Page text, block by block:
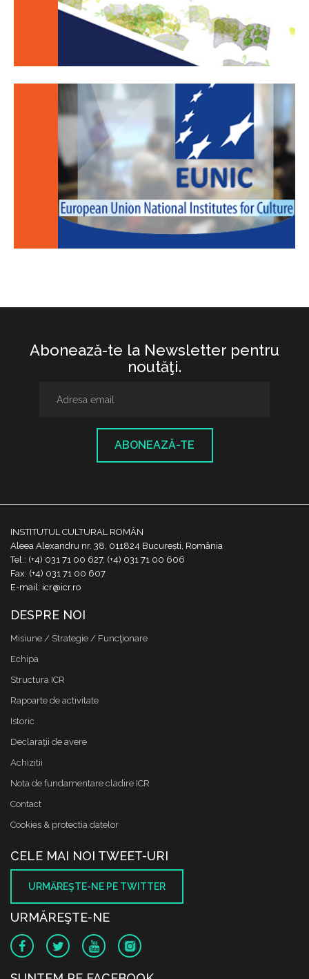
Abonează-te la Newsletter pentru
noutăţi.
ABONEAZĂ-TE
INSTITUTUL CULTURAL ROMÂN
Aleea Alexandru nr. 38, 011824 București, România
Tel.: (+4) 031 71 00 627, (+4) 031 71 00 606
Fax: (+4) 031 71 00 607
E-mail: icr@icr.ro
DESPRE NOI
Misiune / Strategie / Funcţionare
Echipa
Structura ICR
Rapoarte de activitate
Istoric
Declaraţii de avere
Achizitii
Nota de fundamentare cladire ICR
Contact
Cookies & protectia datelor
CELE MAI NOI TWEET-URI
URMĂREŞTE-NE PE TWITTER
URMĂREŞTE-NE